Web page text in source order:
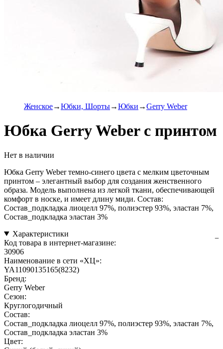
Женское Юбки, Шорты Юбки Gerry Weber
Юбка Gerry Weber с принтом
Нет в наличии
Юбка Gerry Weber темно-синего цвета с мелким цветочным
принтом – элегантный выбор для создания женственного
образа. Модель выполнена из легкой ткани, обеспечивающей
комфорт в носке, и имеет длину миди. Состав:
Состав_подкладка лиоцелл 97%, полиэстер 93%, эластан 7%,
Состав_подкладка эластан 3%
Характеристики
Код товара в интернет-магазине:
30906
Наименование в сети «ХЦ»:
YA11090135165(8232)
Бренд:
Gerry Weber
Сезон:
Круглогодичный
Состав:
Состав_подкладка лиоцелл 97%, полиэстер 93%, эластан 7%,
Состав_подкладка эластан 3%
Цвет: